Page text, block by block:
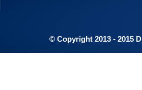
© Copyright 2013 - 2015